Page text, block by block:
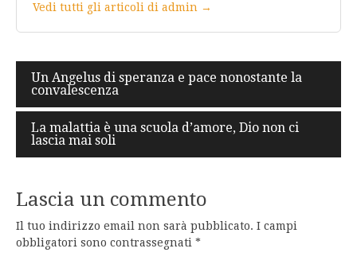
Vedi tutti gli articoli di admin →
Navigazione
articoli
Un Angelus di speranza e pace nonostante la
convalescenza
La malattia è una scuola d’amore, Dio non ci
lascia mai soli
Lascia un commento
Il tuo indirizzo email non sarà pubblicato. I campi
obbligatori sono contrassegnati *